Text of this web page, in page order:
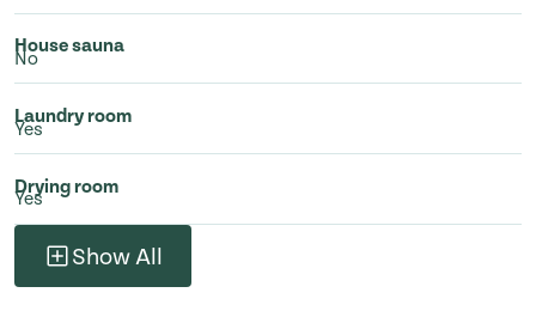
House sauna
No
Laundry room
Yes
Drying room
Yes
Show All